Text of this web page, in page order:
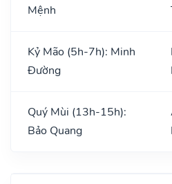
Mệnh
Kỷ Mão (5h-7h): Minh
Đường
Quý Mùi (13h-15h):
Bảo Quang